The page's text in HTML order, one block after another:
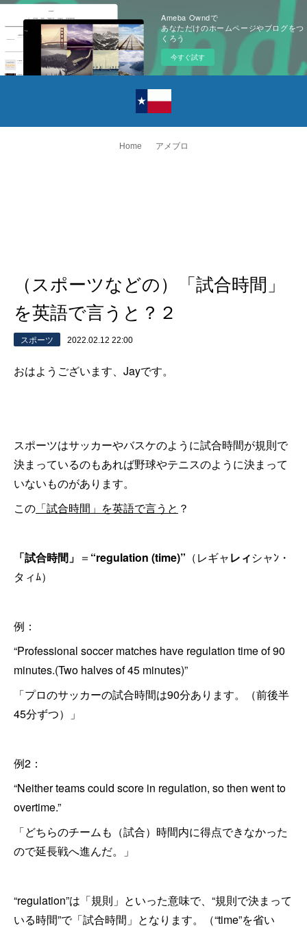
Ameba Owndで
あなただけのホームページやブログをつ
くろう
今すぐ試す
Home アメブロ
（スポーツなどの）「試合時間」
を英語で言うと？２
スポーツ 2022.02.12 22:00
おはようございます、Jayです。
スポーツはサッカーやバスケのように試合時間が規則で
決まっているのもあれば野球やテニスのように決まって
いないものがあります。
この 「試合時間」を英語で言うと ？
「試合時間」 ＝ “regulation (time)” （レギャレィシャﾝ・
タィﾑ）
例：
“Professional soccer matches have regulation time of 90
minutes.(Two halves of 45 minutes)”
「プロのサッカーの試合時間は90分あります。（前後半
45分ずつ）」
例2：
“Neither teams could score in regulation, so then went to
overtime.”
「どちらのチームも（試合）時間内に得点できなかった
ので延長戦へ進んだ。」
“regulation”は「規則」といった意味で、“規則で決まって
いる時間”で「試合時間」となります。（“time”を省い